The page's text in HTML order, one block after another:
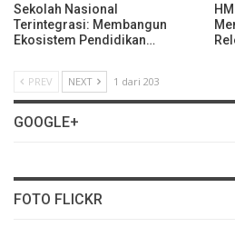
Sekolah Nasional
Terintegrasi: Membangun
Ekosistem Pendidikan…
PREV NEXT 1 dari 203
GOOGLE+
FOTO FLICKR